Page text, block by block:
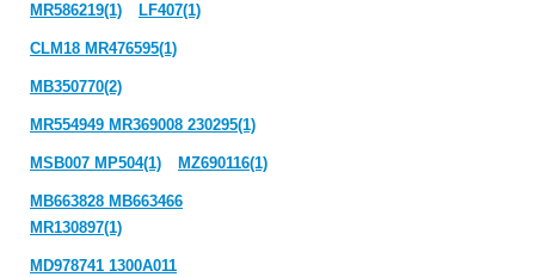
MR586219(1) LF407(1)
CLM18 MR476595(1)
MB350770(2)
MR554949 MR369008 230295(1)
MSB007 MP504(1) MZ690116(1)
MB663828 MB663466
MR130897(1)
MD978741 1300A011